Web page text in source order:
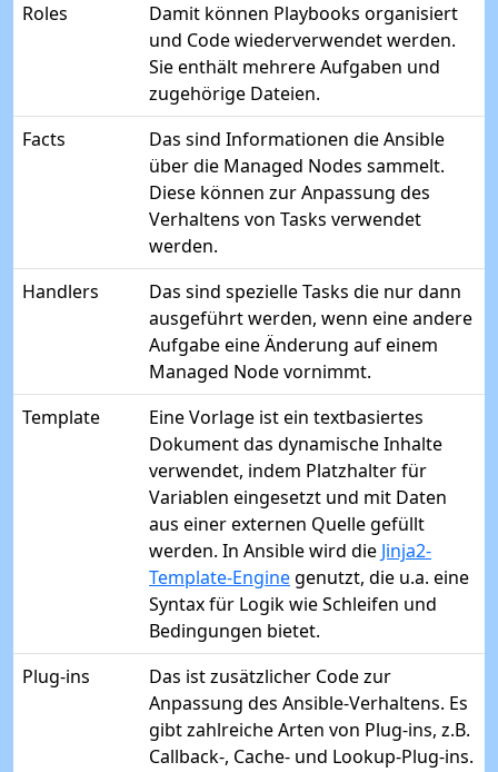
Roles
Damit können Playbooks organisiert
und Code wiederverwendet werden.
Sie enthält mehrere Aufgaben und
zugehörige Dateien.
Facts
Das sind Informationen die Ansible
über die Managed Nodes sammelt.
Diese können zur Anpassung des
Verhaltens von Tasks verwendet
werden.
Handlers
Das sind spezielle Tasks die nur dann
ausgeführt werden, wenn eine andere
Aufgabe eine Änderung auf einem
Managed Node vornimmt.
Template
Eine Vorlage ist ein textbasiertes
Dokument das dynamische Inhalte
verwendet, indem Platzhalter für
Variablen eingesetzt und mit Daten
aus einer externen Quelle gefüllt
werden. In Ansible wird die Jinja2-
Template-Enginegenutzt, die u.a. eine
Syntax für Logik wie Schleifen und
Bedingungen bietet.
Plug-ins
Das ist zusätzlicher Code zur
Anpassung des Ansible-Verhaltens. Es
gibt zahlreiche Arten von Plug-ins, z.B.
Callback-, Cache- und Lookup-Plug-ins.